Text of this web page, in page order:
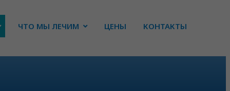
ЧТО МЫ ЛЕЧИМ ЦЕНЫ КОНТАКТЫ